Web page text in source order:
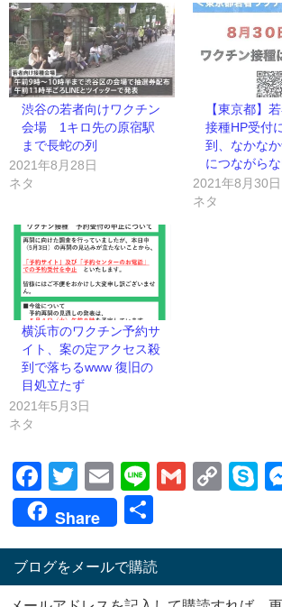
渋谷の若者向けワクチン
会場 1キロ先の原宿駅
まで長蛇の列
2021年8月28日
ネタ
【東京都】
接種HP受付
到、なかな
につながら
2021年8月30日
ネタ
横浜市のワクチン予約サ
イト、案の定アクセス殺
到で落ちるwww 復旧の
目処立たず
2021年5月3日
ネタ
Facebook
Twitter
EmailLineGmail
Share
ブログをメールで購読